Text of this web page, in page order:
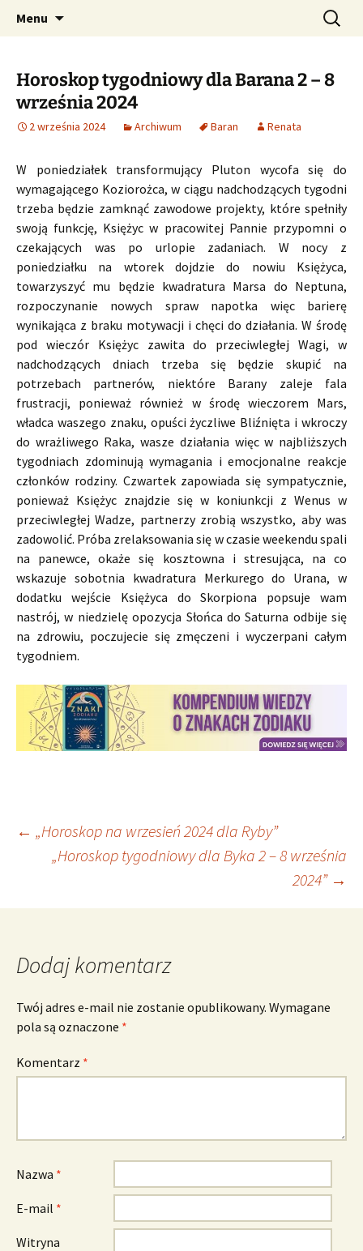
CzaroMarowy horoskop
dzienny, miesięczny i
tygodniowy
Profesjonalne przepowiednie astrologiczne
Menu Szukaj:
Horoskop tygodniowy dla Barana 2 – 8
września 2024
2 września 2024 Archiwum Baran Renata
W poniedziałek transformujący Pluton wycofa się do
wymagającego Koziorożca, w ciągu nadchodzących tygodni
trzeba będzie zamknąć zawodowe projekty, które spełniły
swoją funkcję, Księżyc w pracowitej Pannie przypomni o
czekających was po urlopie zadaniach. W nocy z
poniedziałku na wtorek dojdzie do nowiu Księżyca,
towarzyszyć mu będzie kwadratura Marsa do Neptuna,
rozpoczynanie nowych spraw napotka więc barierę
wynikająca z braku motywacji i chęci do działania. W środę
pod wieczór Księżyc zawita do przeciwległej Wagi, w
nadchodzących dniach trzeba się będzie skupić na
potrzebach partnerów, niektóre Barany zaleje fala
frustracji, ponieważ również w środę wieczorem Mars,
władca waszego znaku, opuści życzliwe Bliźnięta i wkroczy
do wrażliwego Raka, wasze działania więc w najbliższych
tygodniach zdominują wymagania i emocjonalne reakcje
członków rodziny. Czwartek zapowiada się sympatycznie,
ponieważ Księżyc znajdzie się w koniunkcji z Wenus w
przeciwległej Wadze, partnerzy zrobią wszystko, aby was
zadowolić. Próba zrelaksowania się w czasie weekendu spali
na panewce, okaże się kosztowna i stresująca, na co
wskazuje sobotnia kwadratura Merkurego do Urana, w
dodatku wejście Księżyca do Skorpiona popsuje wam
nastrój, w niedzielę opozycja Słońca do Saturna odbije się
na zdrowiu, poczujecie się zmęczeni i wyczerpani całym
tygodniem.
Nawigacja
← „Horoskop na wrzesień 2024 dla Ryby”
„Horoskop tygodniowy dla Byka 2 – 8 września
2024” →
Dodaj komentarz
Twój adres e-mail nie zostanie opublikowany. Wymagane
pola są oznaczone *
Komentarz *
Nazwa *
E-mail *
Witryna